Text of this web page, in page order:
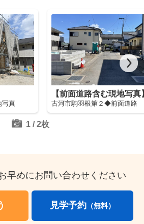
写真
【前面道路含む現地写真
古河市駒羽根第２◆前面道路
1/2枚
早めにお問い合わせください
見学予約 （無料）